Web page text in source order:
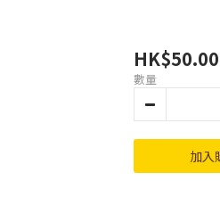
HK$50.00
數量
加入